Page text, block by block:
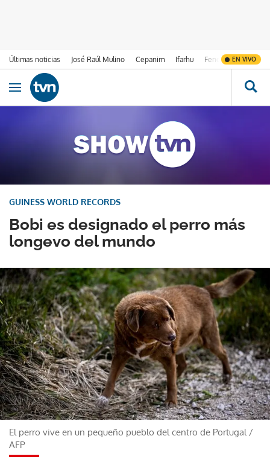
Últimas noticias José Raúl Mulino Cepanim Ifarhu Fenómeno de El
EN VIVO
Ir al contenido
Obrir navegació
Bobi es designado el perro más
longevo del mundo
GUINESS WORLD RECORDS
El perro vive en un pequeño pueblo del centro de Portugal /
AFP